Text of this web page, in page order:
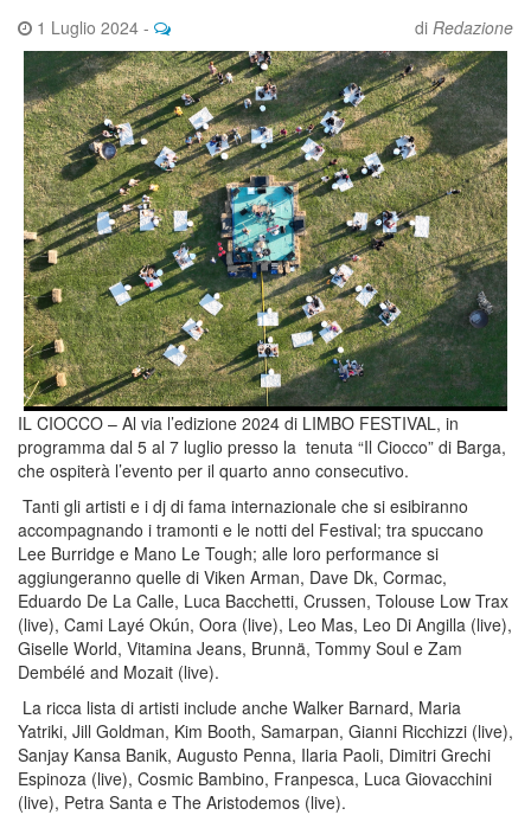
1 Luglio 2024 - di Redazione
IL CIOCCO – Al via l’edizione 2024 di LIMBO FESTIVAL, in
programma dal 5 al 7 luglio presso la tenuta “Il Ciocco” di Barga,
che ospiterà l’evento per il quarto anno consecutivo.
Tanti gli artisti e i dj di fama internazionale che si esibiranno
accompagnando i tramonti e le notti del Festival; tra spuccano
Lee Burridge e Mano Le Tough; alle loro performance si
aggiungeranno quelle di Viken Arman, Dave Dk, Cormac,
Eduardo De La Calle, Luca Bacchetti, Crussen, Tolouse Low Trax
(live), Cami Layé Okún, Oora (live), Leo Mas, Leo Di Angilla (live),
Giselle World, Vitamina Jeans, Brunnä, Tommy Soul e Zam
Dembélé and Mozait (live).
La ricca lista di artisti include anche Walker Barnard, Maria
Yatriki, Jill Goldman, Kim Booth, Samarpan, Gianni Ricchizzi (live),
Sanjay Kansa Banik, Augusto Penna, Ilaria Paoli, Dimitri Grechi
Espinoza (live), Cosmic Bambino, Franpesca, Luca Giovacchini
(live), Petra Santa e The Aristodemos (live).